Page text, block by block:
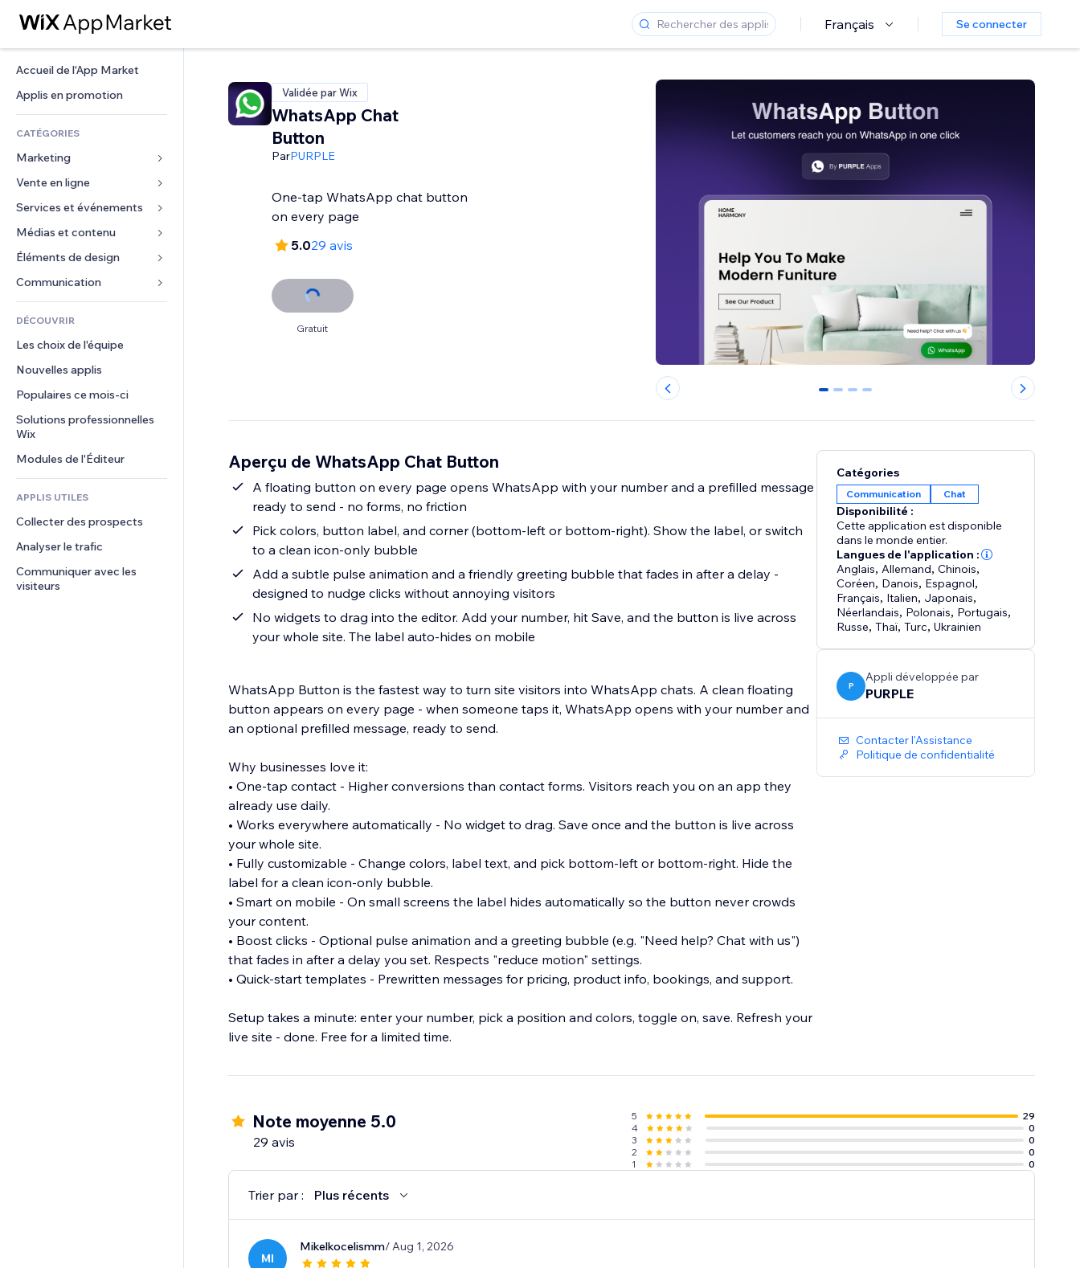
Français Se connecter
Accueil de l'App Market
Applis en promotion
CATÉGORIES
Marketing
Publicités
Mobile
Données analytiques
Réseaux sociaux
Classement de sites
E-mail
Vente en ligne
Applis pour les boutiques
Expédition et livraison
Boutons Vente
Comptabilité
Coupons et fidélisation
Solutions d'entreposage
Financement participatif
Alimentation et boissons
Services et événements
Hôtels
Événements
Restaurants
Immobilier
Réservations
Médias et contenu
Galerie
Musique
Podcasts
Photographie
Vidéo
PDF
Partage de fichiers
Actualités
Services de contenu
Effets de texte
Éléments de design
Cartes et navigation
Confidentialité
Horloge
Modèles de pages
Effets sur images
Boutons et menus
Bannières et badges
Calculateurs
Rechercher
Formulaires
Sondages
Chat
Commentaires
Téléphone
Communauté
Avis et commentaires
DÉCOUVRIR
Les choix de l'équipe
Nouvelles applis
Populaires ce mois‑ci
Solutions professionnelles
Wix
Modules de l'Éditeur
APPLIS UTILES
Collecter des prospects
Analyser le trafic
Communiquer avec les
visiteurs
Validée par Wix
WhatsApp Chat
Button
ParPURPLE
One-tap WhatsApp chat button
on every page
5.029 avis
Gratuit
0 1 2 3
Aperçu de WhatsApp Chat Button
A floating button on every page opens WhatsApp with your number and a prefilled message
ready to send - no forms, no friction
Pick colors, button label, and corner (bottom-left or bottom-right). Show the label, or switch
to a clean icon-only bubble
Add a subtle pulse animation and a friendly greeting bubble that fades in after a delay -
designed to nudge clicks without annoying visitors
No widgets to drag into the editor. Add your number, hit Save, and the button is live across
your whole site. The label auto-hides on mobile
WhatsApp Button is the fastest way to turn site visitors into WhatsApp chats. A clean floating
button appears on every page - when someone taps it, WhatsApp opens with your number and
an optional prefilled message, ready to send.
Why businesses love it:
• One-tap contact - Higher conversions than contact forms. Visitors reach you on an app they
already use daily.
• Works everywhere automatically - No widget to drag. Save once and the button is live across
your whole site.
• Fully customizable - Change colors, label text, and pick bottom-left or bottom-right. Hide the
label for a clean icon-only bubble.
• Smart on mobile - On small screens the label hides automatically so the button never crowds
your content.
• Boost clicks - Optional pulse animation and a greeting bubble (e.g. "Need help? Chat with us")
that fades in after a delay you set. Respects "reduce motion" settings.
• Quick-start templates - Prewritten messages for pricing, product info, bookings, and support.
Setup takes a minute: enter your number, pick a position and colors, toggle on, save. Refresh your
live site - done. Free for a limited time.
Catégories
Communication Chat
Disponibilité :
Cette application est disponible
dans le monde entier.
Langues de l'application :
Anglais, Allemand,Chinois,
Coréen, Danois, Espagnol,
Français, Italien, Japonais,
Néerlandais, Polonais, Portugais,
Russe,Thaï,Turc,Ukrainien
P
Appli développée par
PURPLE
Contacter l'Assistance
Politique de confidentialité
Note moyenne 5.0
29 avis
5
29
4
0
3
0
2
0
1
0
Trier par : Plus récents
MI
Mikelkocelismm/ Aug 1, 2026